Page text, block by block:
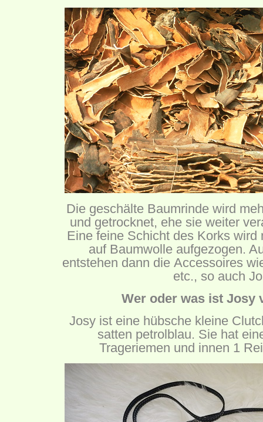
Die geschälte Baumrinde wird
und getrocknet, ehe sie weiter
Eine feine Schicht des Korks wird
auf Baumwolle aufgezogen.
entstehen dann die Accessoires
etc., so auch
Wer oder was ist Josy
Josy ist eine hübsche kleine
satten petrolblau. Sie hat
Trageriemen und innen 1